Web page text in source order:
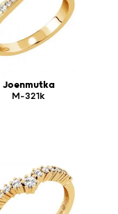
Joenmutka
M-321k